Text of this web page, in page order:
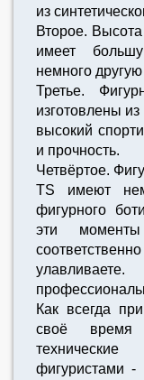
из
Второе.
имеет
немного другую
Третье.
изготовлены
высокий
и прочность.
Четвёртое.
TS имеют
фигурного
эти
Как всегда
своё время
фигуристами